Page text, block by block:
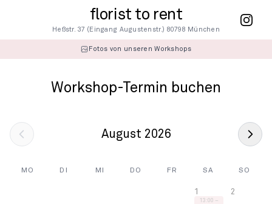
florist to rent
Heßstr. 37 (Eingang Augustenstr.) 80798 München
Fotos von unseren Workshops
Workshop-Termin buchen
August 2026
MO DI MI DO FR SA SO
1
13:00 –
2